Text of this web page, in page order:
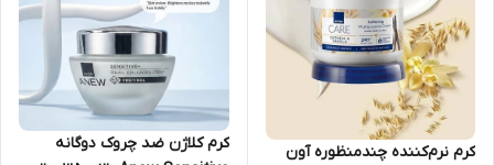
کرم نرم‌کننده چندمنظوره آون
کرم کلاژن ضد چروک دوگانه